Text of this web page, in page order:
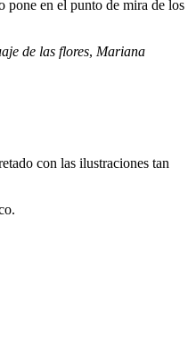
pone en el punto de mira de los
de las flores, Mariana
con las ilustraciones tan